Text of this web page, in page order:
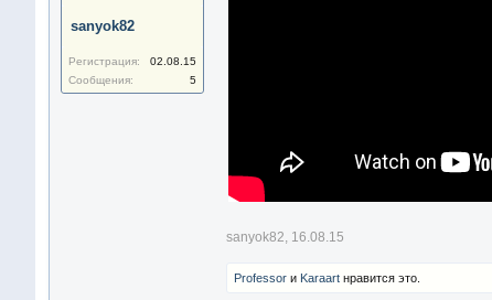
sanyok82
Регистрация:
02.08.15
Сообщения:
5
sanyok82, 16.08.15
Professorи Karaartнравится это.